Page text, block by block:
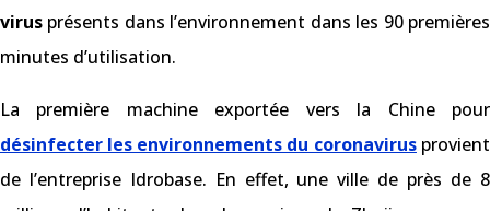
virus présents dans l’environnement dans les 90 premières
minutes d’utilisation.
La première machine exportée vers la Chine pour
désinfecter les environnements du coronavirusprovient
de l’entreprise Idrobase. En effet, une ville de près de 8